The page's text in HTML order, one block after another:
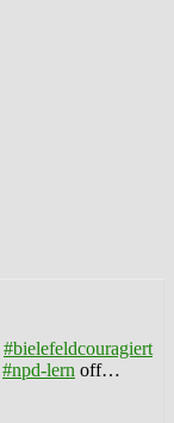
#bielefeldcouragiert
#npd-lern off…